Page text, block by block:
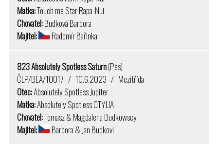
Matka:Touch me Star Rapa-Nui
Chovatel:Budková Barbora
Majitel:
Radomír Bařinka
823 Absolutely Spotless Saturn(Pes)
ČLP/BEA/10017 / 10.6.2023 / Mezitřída
Otec:Absolutely Spotless Jupiter
Matka:Absolutely Spotless OTYLIA
Chovatel:Tomasz & Magdalena Budkowscy
Majitel:
Barbora & Jan Budkovi